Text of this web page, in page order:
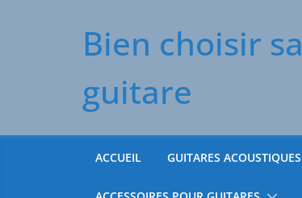
Bien choisir sa
guitare
ACCUEIL GUITARES ACOUSTIQUES